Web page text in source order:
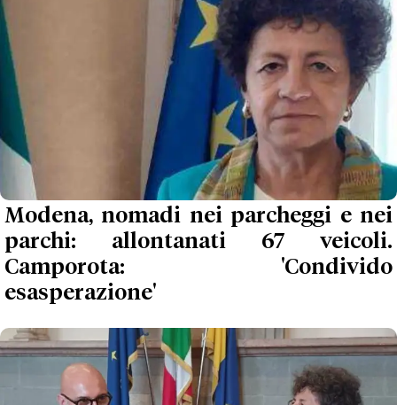
Modena, nomadi nei parcheggi e nei
parchi: allontanati 67 veicoli.
Camporota: 'Condivido
esasperazione'